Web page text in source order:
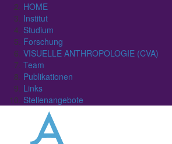
HOME
Institut
Studium
Forschung
VISUELLE ANTHROPOLOGIE (CVA)
Team
Publikationen
Links
Stellenangebote